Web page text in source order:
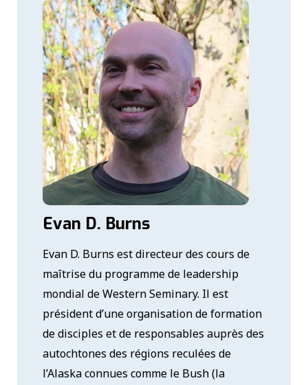
Evan D. Burns
Evan D. Burns est directeur des cours de
maîtrise du programme de leadership
mondial de Western Seminary. Il est
président d’une organisation de formation
de disciples et de responsables auprès des
autochtones des régions reculées de
l’Alaska connues comme le Bush (la